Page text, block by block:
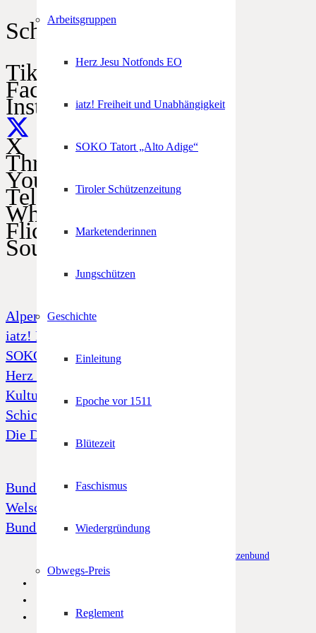
Arbeitsgruppen
Herz Jesu Notfonds EO
iatz! Freiheit und Unabhängigkeit
SOKO Tatort „Alto Adige“
Tiroler Schützenzeitung
Marketenderinnen
Jungschützen
Geschichte
Einleitung
Epoche vor 1511
Blütezeit
Faschismus
Wiedergründung
Obwegs-Preis
Reglement
Schützen im Netz
TikTok
Facebook
Instagram
X
Threads
YouTube
Telegram
WhatsApp
Flickr
SoundCloud
Alpenregionstreffen
iatz! Freiheit und Unabhängigkeit
SOKO Tatort „Alto Adige“
Herz Jesu Notfonds
Kulturfonds
Schicksal 39
Die Dornenkrone
Bund Tiroler Schützenkompanien
Welschtiroler Schützenbund
Bund Bayerischen Gebirgsschützen
Südtiroler Schützenbund